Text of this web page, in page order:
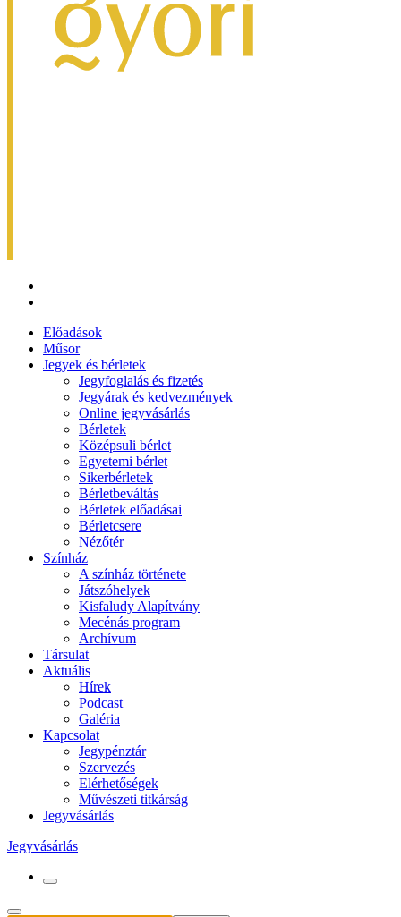
Előadások
Műsor
Jegyek és bérletek
Jegyfoglalás és fizetés
Jegyárak és kedvezmények
Online jegyvásárlás
Bérletek
Középsuli bérlet
Egyetemi bérlet
Sikerbérletek
Bérletbeváltás
Bérletek előadásai
Bérletcsere
Nézőtér
Színház
A színház története
Játszóhelyek
Kisfaludy Alapítvány
Mecénás program
Archívum
Társulat
Aktuális
Hírek
Podcast
Galéria
Kapcsolat
Jegypénztár
Szervezés
Elérhetőségek
Művészeti titkárság
Jegyvásárlás
Jegyvásárlás